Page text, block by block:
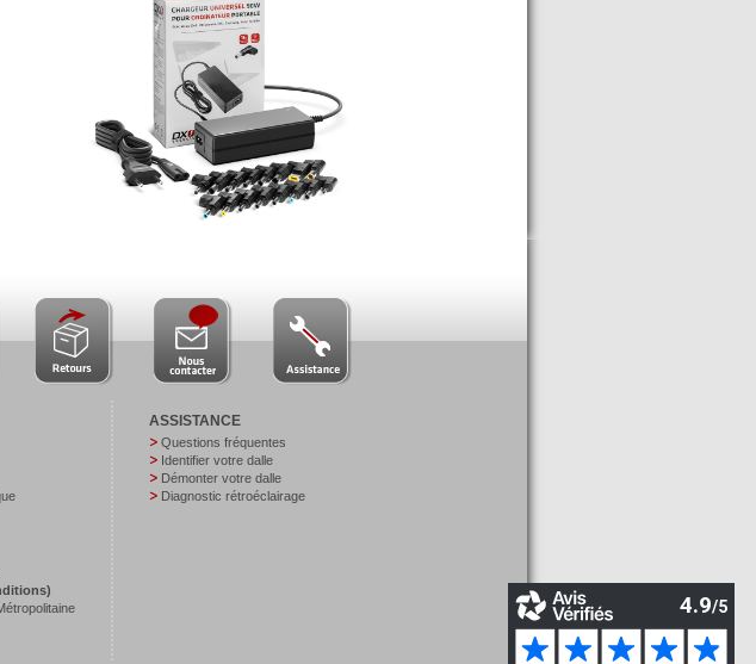
ASSISTANCE
Questions fréquentes
Identifier votre dalle
Démonter votre dalle
Diagnostic rétroéclairage